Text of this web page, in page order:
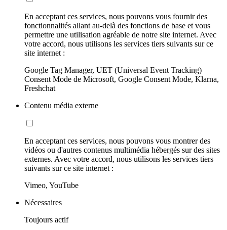
En acceptant ces services, nous pouvons vous fournir des
fonctionnalités allant au-delà des fonctions de base et vous
permettre une utilisation agréable de notre site internet. Avec
votre accord, nous utilisons les services tiers suivants sur ce
site internet :
Google Tag Manager, UET (Universal Event Tracking)
Consent Mode de Microsoft, Google Consent Mode, Klarna,
Freshchat
Contenu média externe
En acceptant ces services, nous pouvons vous montrer des
vidéos ou d'autres contenus multimédia hébergés sur des sites
externes. Avec votre accord, nous utilisons les services tiers
suivants sur ce site internet :
Vimeo, YouTube
Nécessaires
Toujours actif